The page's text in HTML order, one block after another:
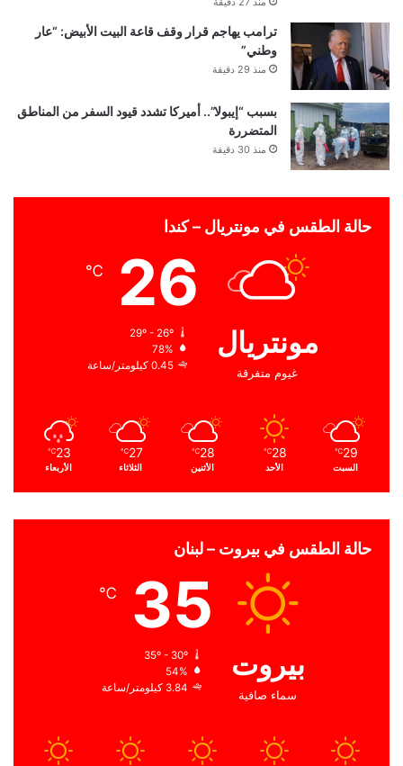
ترامب يهاجم قرار وقف قاعة البيت الأبيض: “عار
وطني”
منذ 29 دقيقة
بسبب “إيبولا”.. أميركا تشدد قيود السفر من المناطق
المتضررة
منذ 30 دقيقة
حالة الطقس في مونتريال – كندا
مونتريال
غيوم متفرقة
26
℃
29º - 26º
78%
0.45 كيلومتر/ساعة
29
℃
السبت
28
℃
الأحد
28
℃
الأثنين
27
℃
الثلاثاء
23
℃
الأربعاء
حالة الطقس في بيروت – لبنان
بيروت
سماء صافية
35
℃
35º - 30º
54%
3.84 كيلومتر/ساعة